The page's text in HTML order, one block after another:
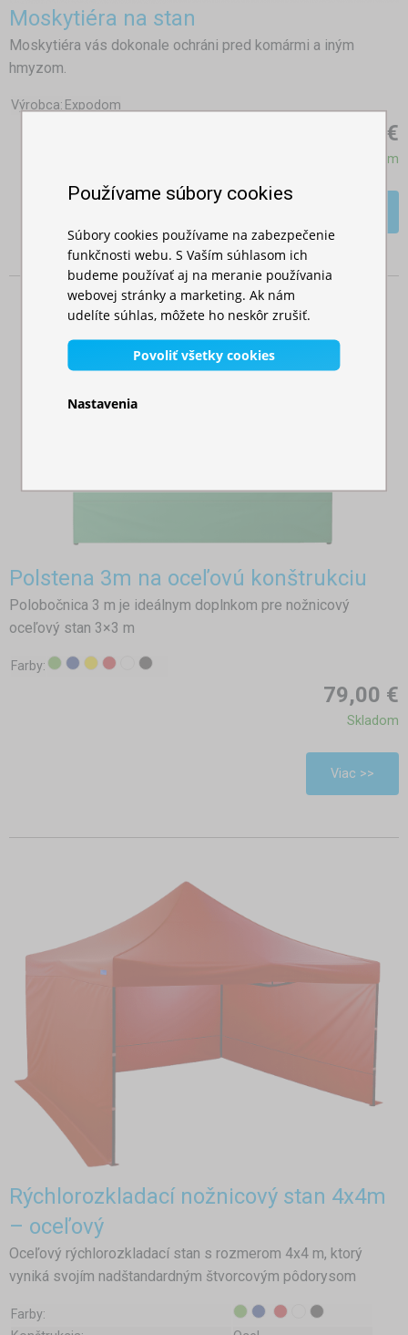
Moskytiéra na stan
Moskytiéra vás dokonale ochráni pred komármi a iným
hmyzom.
Výrobca: Expodom
26,00 €
Skladom
Polstena 3m na oceľovú konštrukciu
Polobočnica 3 m je ideálnym doplnkom pre nožnicový
oceľový stan 3×3 m
Farby:
79,00 €
Skladom
Viac >>
Rýchlorozkladací nožnicový stan 4x4m
– oceľový
Oceľový rýchlorozkladací stan s rozmerom 4x4 m, ktorý
vyniká svojím nadštandardným štvorcovým pôdorysom
Farby:
Používame súbory cookies
Súbory cookies používame na zabezpečenie
funkčnosti webu. S Vaším súhlasom ich
budeme používať aj na meranie používania
webovej stránky a marketing. Ak nám
udelíte súhlas, môžete ho neskôr zrušiť.
Povoliť všetky cookies
Nastavenia